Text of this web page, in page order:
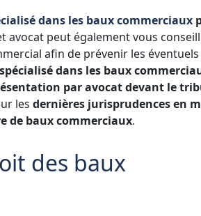
dans les baux commerciaux
avocat peut également vous
afin de prévenir les
dans les baux
par avocat devant le
les dernières jurisprudences en
de baux commerciaux.
des baux